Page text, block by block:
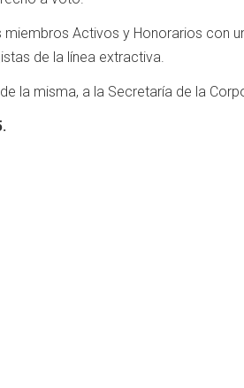
Activos y Honorarios con
de la línea extractiva.
la misma, a la Secretaría de la